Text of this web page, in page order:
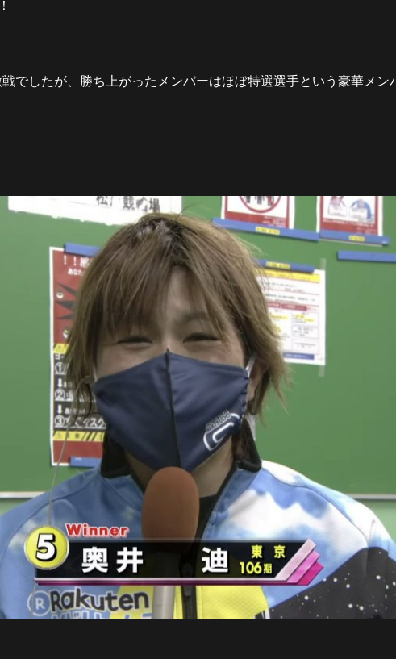
でしたが、勝ち上がったメンバーはほぼ特選選手という豪華メン